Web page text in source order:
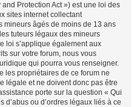
Protection Act ») est une loi des
sites internet collectant
mineurs âgés de moins de 13 ans
tuteurs légaux des mineurs
loi s’applique également aux
sur votre forum, nous vous
qui pourra vous renseigner.
les propriétaires de ce forum ne
légale et ne doivent donc pas être
porte sur la question « Qui
ou d’ordres légaux liés à ce